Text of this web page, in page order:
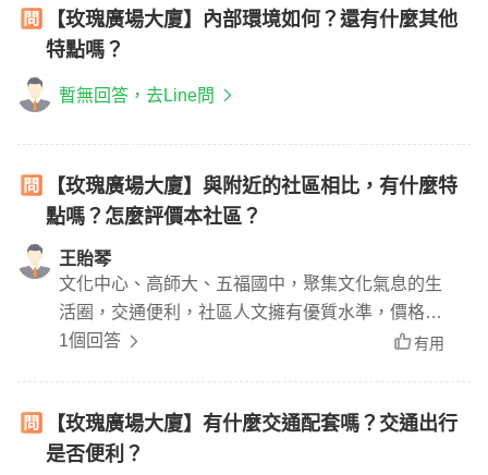
【玫瑰廣場大廈】內部環境如何？還有什麼其他
特點嗎？
暫無回答，去Line問
【玫瑰廣場大廈】與附近的社區相比，有什麼特
點嗎？怎麼評價本社區？
王貽琴
文化中心、高師大、五福國中，聚集文化氣息的生
活圈，交通便利，社區人文擁有優質水準，價格目
前還算平易近人，值得入手
1個回答 有用
【玫瑰廣場大廈】有什麼交通配套嗎？交通出行
是否便利？